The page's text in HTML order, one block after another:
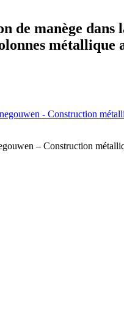
manège dans
métallique
– Construction